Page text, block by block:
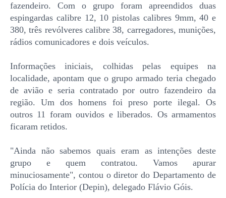
fazendeiro. Com o grupo foram apreendidos duas
espingardas calibre 12, 10 pistolas calibres 9mm, 40 e
380, três revólveres calibre 38, carregadores, munições,
rádios comunicadores e dois veículos.
Informações iniciais, colhidas pelas equipes na
localidade, apontam que o grupo armado teria chegado
de avião e seria contratado por outro fazendeiro da
região. Um dos homens foi preso porte ilegal. Os
outros 11 foram ouvidos e liberados. Os armamentos
ficaram retidos.
"Ainda não sabemos quais eram as intenções deste
grupo e quem contratou. Vamos apurar
minuciosamente", contou o diretor do Departamento de
Polícia do Interior (Depin), delegado Flávio Góis.